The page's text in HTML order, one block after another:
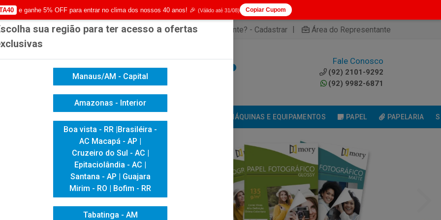
Já é cliente? - Entrar | Não é cliente? - Cadastrar | Área do Representante
Fale Conosco
(92) 2101-9292
(92) 9982-6871
VISUAL MÁQUINAS E EQUIPAMENTOS PAPEL PAPELARIA
sua região para ter acesso a ofertas
Manaus/AM - Capital
Amazonas - Interior
Boa vista - RR |Brasiléira -
AC Macapá - AP |
Cruzeiro do Sul - AC |
Epitaciolândia - AC |
Santana - AP | Guajara
Mirim - RO | Bofim - RR
Tabatinga - AM
e ganhe 5% OFF para entrar no clima dos nossos 40 anos! 🎉 (Válido até 31/08) Copiar Cupom